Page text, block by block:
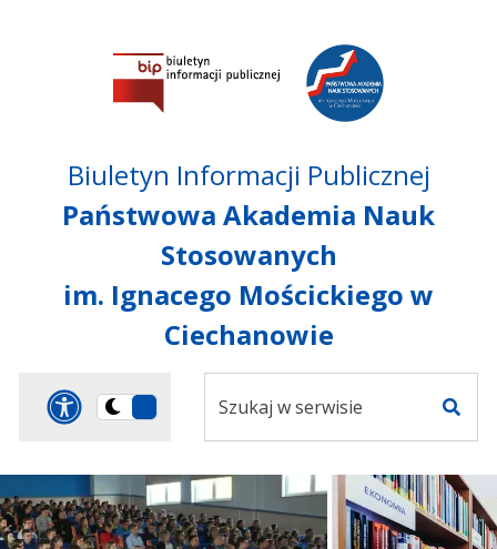
głównego menu
Przejdź do treści
Przejdź do mapy
serwisu
Biuletyn Informacji Publicznej
Państwowa Akademia Nauk
Stosowanych
im. Ignacego Mościckiego w
Ciechanowie
Panel dostosowania
Przełącz
ciemną
serwisie